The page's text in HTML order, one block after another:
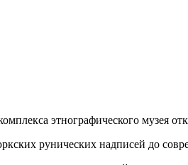
этнографического музея
рунических надписей до